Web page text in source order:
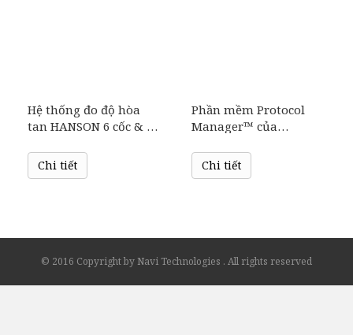
Hệ thống đo độ hòa
tan HANSON 6 cốc & 8
Chi tiết
Phần mềm Protocol
Manager™ của
Chi tiết
© 2016 Copyright by Navi Technologies . All rights reserved